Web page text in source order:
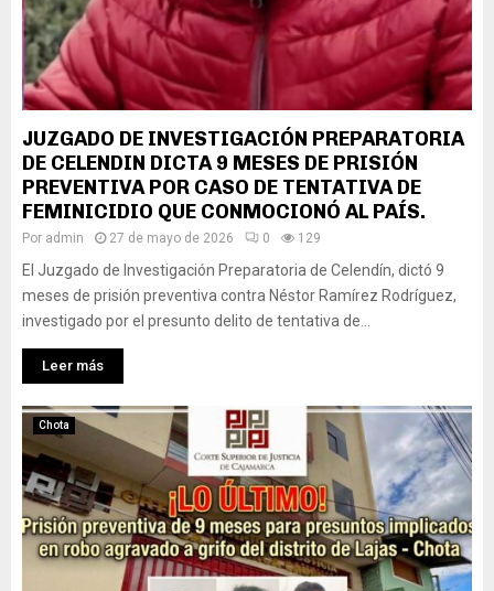
JUZGADO DE INVESTIGACIÓN PREPARATORIA
DE CELENDIN DICTA 9 MESES DE PRISIÓN
PREVENTIVA POR CASO DE TENTATIVA DE
FEMINICIDIO QUE CONMOCIONÓ AL PAÍS.
Por admin 27 de mayo de 2026 0 129
El Juzgado de Investigación Preparatoria de Celendín, dictó 9
meses de prisión preventiva contra Néstor Ramírez Rodríguez,
investigado por el presunto delito de tentativa de...
Leer más
Chota